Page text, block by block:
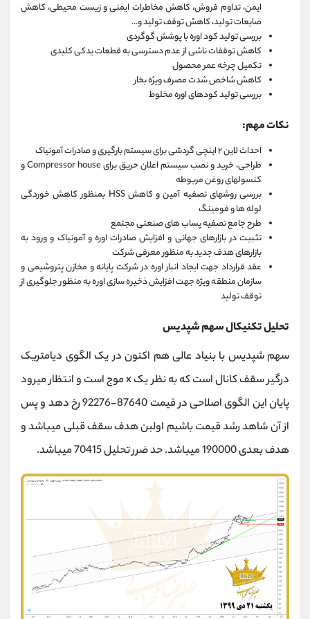
ایمن، تداوم فروش، کاهش مخاطرات ایمنی و زیست محیطی، کاهش
ضایعات تولید، کاهش توقف تولید و...
بررسی تولید کود اوره با پوشش گوگردی
کاهش توقفات ناشی از عدم دسترسی به قطعات یدکی کلیدی
تکمیل چرخه عمر محصول
کاهش شاخص شدت مصرف ویژه بخار
بررسی تولید کودهای اوره مخلوط
نکات مهم:
احداث لاین ۲ اینچی گردشی برای سیستم بارگیری و صادرات آمونیاک
طراحی، خرید و نصب سیستم اعلان حریق برای Compressor house و
کنسولهای روغن مربوطه
بررسی روشهای تصفیه آمین و کاهش HSS بمنظور کاهش خوردگی
لوله ها و فومینگ
طرح جامع تصفیه پساب های صنعتی مجتمع
تثبیت در بازارهای جهانی و افزایش صادرات اوره و آمونیاک و ورود به
بازارهای هدف جدید به منظور معرفی شرکت
عقد قرارداد جهت ایجاد انبار اوره در شرکت پایانه و مخازن پتروشیمی و
سازمان منطقه ویژه جهت افزایش ذخیره سازی اوره به منظور جلوگیری از
توقف تولید
تحلیل تکنیکال سهم شپدیس
سهم شپدیس با بنیاد عالی هم اکنون در یک الگوی دیامتریک
درگیر سقف کانال است که به نظر یک x موج است و انتظار میرود
پایان این الگوی اصلاحی در قیمت 87640-92276 رخ دهد و پس
از آن شاهد رشد قیمت باشیم اولبن هدف سقف قبلی میباشد و
هدف بعدی 190000 میباشد. حد ضرر تحلیل 70415 میباشد.